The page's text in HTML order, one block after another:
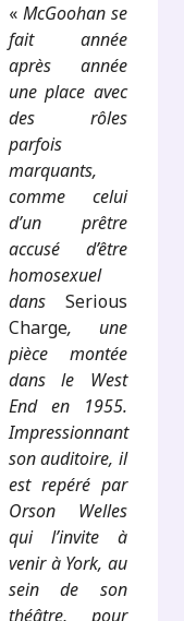
« McGoohan se
fait année
après année
une place avec
des rôles
parfois
marquants,
comme celui
d’un prêtre
accusé d’être
homosexuel
dans Serious
Charge, une
pièce montée
dans le West
End en 1955.
Impressionnant
son auditoire, il
est repéré par
Orson Welles
qui l’invite à
venir à York, au
sein de son
théâtre, pour